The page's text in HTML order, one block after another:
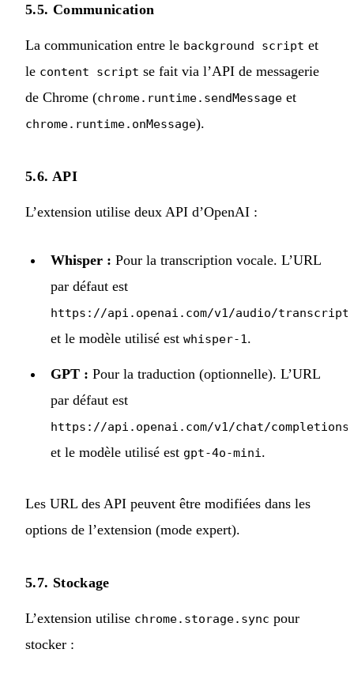
5.5. Communication
La communication entre le background script et
le content script se fait via l’API de messagerie
de Chrome (chrome.runtime.sendMessage et
chrome.runtime.onMessage).
5.6. API
L’extension utilise deux API d’OpenAI :
Whisper : Pour la transcription vocale. L’URL
par défaut est
https://api.openai.com/v1/audio/
et le modèle utilisé est whisper-1.
GPT : Pour la traduction (optionnelle). L’URL
par défaut est
https://api.openai.com/v1/chat/completions
et le modèle utilisé est gpt-4o-mini.
Les URL des API peuvent être modifiées dans les
options de l’extension (mode expert).
5.7. Stockage
L’extension utilise chrome.storage.sync pour
stocker :